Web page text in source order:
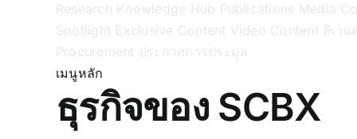
Research Knowledge Hub Publications Media
Spotlight Exclusive Content Video Content อีเวน
Procurement ประกาศการประมูล
เมนูหลัก
ธุรกิจของ SCBX